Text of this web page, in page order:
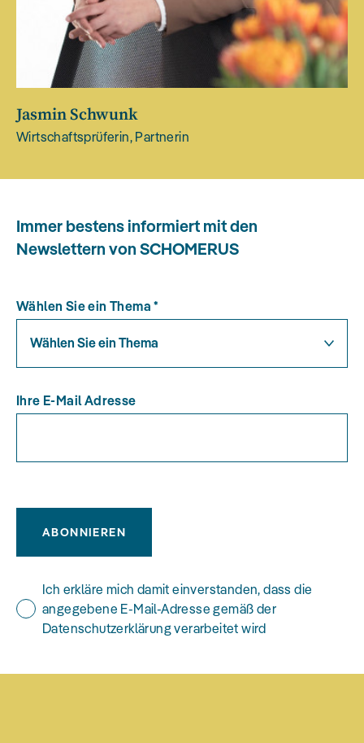
Jasmin Schwunk
Wirtschaftsprüferin, Partnerin
Immer bestens informiert mit den
Newslettern von SCHOMERUS
Wählen Sie ein Thema *
Wählen Sie ein Thema
Ihre E-Mail Adresse
ABONNIEREN
Ich erkläre mich damit einverstanden, dass die
angegebene E-Mail-Adresse gemäß der
Datenschutzerklärung verarbeitet wird